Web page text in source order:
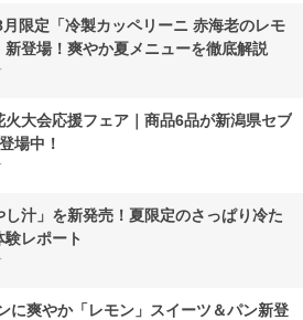
限定「冷製カッペリーニ 赤海老のレモ
新登場！爽やか夏メニューを徹底解説
火大会応援フェア｜商品6品が新潟県セブ
場中！
し汁」を新発売！夏限定のさっぱり冷た
レポート
に爽やか「レモン」スイーツ＆パン新登